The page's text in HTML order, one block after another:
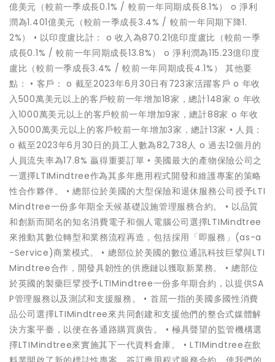
億美元（較前一季成長0.1% / 較前一年同期成長8.1%） o 淨利
潤為1.401億美元（較前一季成長3.4% / 較前一年同期下降1.
2%） • 以印度盧比計： o 收入為870.21億印度盧比（較前一季
成長0.1% / 較前一年同期成長13.8%） o 淨利潤為115.23億印度
盧比（較前一季成長3.4% / 較前一年同期成長4.1%） 其他要
點： • 客戶： o 截至2023年6月30日有723家活躍客戶 o 年收
入500萬美元以上的客戶較前一年增加18家，總計148家 o 年收
入1000萬美元以上的客戶較前一年增加9家，總計88家 o 年收
入5000萬美元以上的客戶較前一年增加3家，總計13家 • 人員：
o 截至2023年6月30日的員工人數為82,738人 o 過去12個月的
人員流失率為17.8% 贏得重要訂單 • 美國最大的產物保險公司之
一選擇LTIMindtree作為其多年應用程式開發和維護專案的策略
性合作夥伴。 • 總部位於美國的大型保險和退休服務公司授予LTI
Mindtree一份多年期全天候基礎設施管理服務合約。 • 以品質
和創新而聞名的知名消費電子和個人電腦公司選擇LTIMindtree
來推動其數位轉型和業務流程再造，包括採用「即服務」(as-a
-Service)商業模式。 • 總部位於美國的數位通訊科技巨擘與LTI
Mindtree合作，開發具韌性的供應鏈以獲取新業務。 • 總部位
於英國的製藥巨擘授予LTIMindtree一份多年期合約，以提供SA
P管理服務以及測試和支援服務。 • 首屈一指的美國多國性消費
品公司選擇LTIMindtree來共同創建和支援他們的整合式媒體解
決方案平臺，以便在各通路購買廣告。 • 極具聲望的監管機構選
擇LTIMindtree來實施其下一代資料倉庫。 • LTIMindtree在飲